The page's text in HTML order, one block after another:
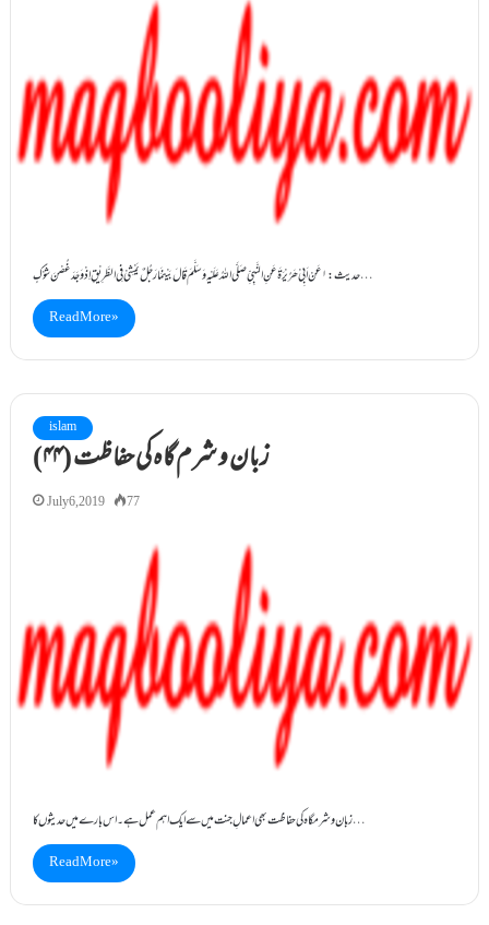
حدیث:۱ عَنْ اَبِیْ ھُرَیْرَۃَ عَنِ النَّبِیِّ صَلَّی اللہُ عَلَیْہِ وَسَلَّمَ قَالَ بَیْنَمَا رَجُلٌ یَمْشِیْ فِی الطَّرِیْقِ اِذْ وَجَدَ غُصْنَ شَوْکٍ…
Read More »
islam
(۴۴) زبان و شرم گاہ کی حفاظت
July 6, 2019 77
زبان و شرمگاہ کی حفاظت بھی اعمالِ جنت میں سے ایک اہم عمل ہے۔اس بارے میں حدیثوں کا…
Read More »